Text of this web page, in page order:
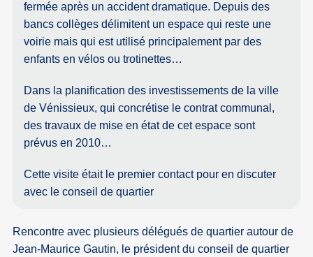
fermée après un accident dramatique. Depuis des
bancs collèges délimitent un espace qui reste une
voirie mais qui est utilisé principalement par des
enfants en vélos ou trotinettes…
Dans la planification des investissements de la ville
de Vénissieux, qui concrétise le contrat communal,
des travaux de mise en état de cet espace sont
prévus en 2010…
Cette visite était le premier contact pour en discuter
avec le conseil de quartier
Rencontre avec plusieurs délégués de quartier autour de
Jean-Maurice Gautin, le président du conseil de quartier